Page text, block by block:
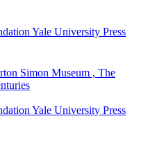
Yale University Press
Simon Museum , The
Yale University Press